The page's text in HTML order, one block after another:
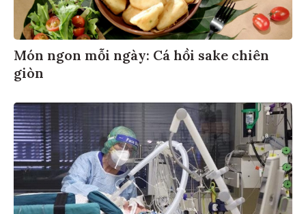
Món ngon mỗi ngày: Cá hồi sake chiên
giòn